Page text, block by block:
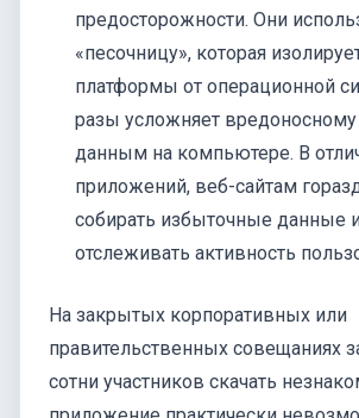
предосторожности. Они
«песочницу», которая
платформы от операционной
разы усложняет
данным на компьютере. В
приложений, веб-сайтам
собирать избыточные данные
отслеживать активность
На закрытых корпоративных или
правительственных совещаниях
сотни участников скачать